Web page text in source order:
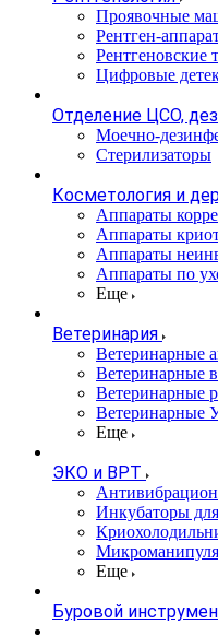
Проявочные
Рентген-
Рентгеновские
Цифровые
Отделение ЦСО,
Моечно-
Стерилизаторы
Косметология и
Аппараты
Аппараты
Аппараты
Аппараты по
Еще
Ветеринария
Ветеринарные
Ветеринарные
Ветеринарные
Ветеринарные
Еще
ЭКО и ВРТ
Инкубаторы
Еще
Буровой